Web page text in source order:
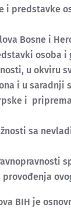
i predstavke
Bosne i
osoba i
u okviru
i u saradnji
i
sa
BIH je